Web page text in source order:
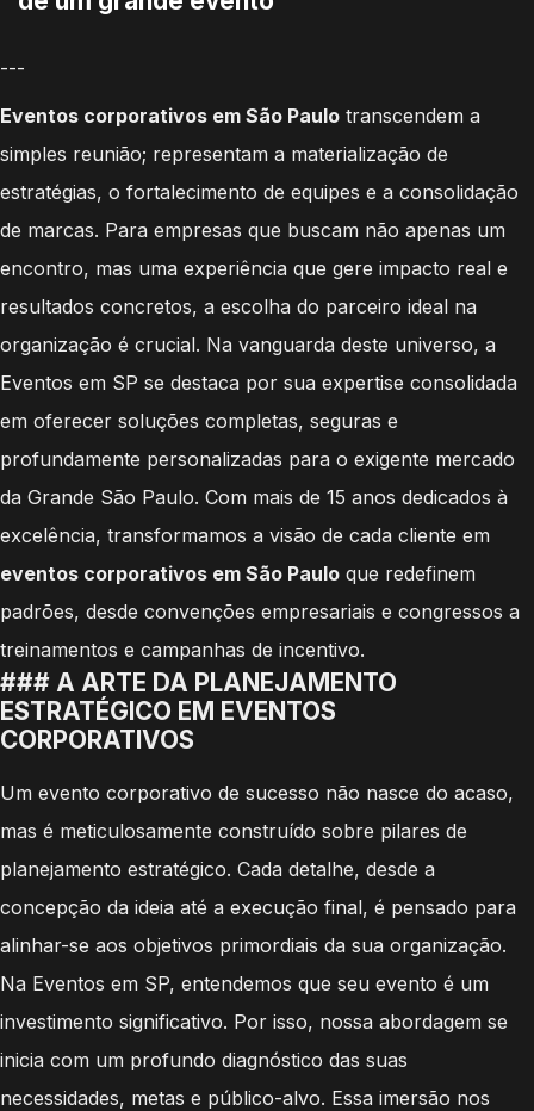
---
Eventos corporativos em São Paulo transcendem a
simples reunião; representam a materialização de
estratégias, o fortalecimento de equipes e a consolidação
de marcas. Para empresas que buscam não apenas um
encontro, mas uma experiência que gere impacto real e
resultados concretos, a escolha do parceiro ideal na
organização é crucial. Na vanguarda deste universo, a
Eventos em SP se destaca por sua expertise consolidada
em oferecer soluções completas, seguras e
profundamente personalizadas para o exigente mercado
da Grande São Paulo. Com mais de 15 anos dedicados à
excelência, transformamos a visão de cada cliente em
eventos corporativos em São Paulo que redefinem
padrões, desde convenções empresariais e congressos a
treinamentos e campanhas de incentivo.
### A ARTE DA PLANEJAMENTO
ESTRATÉGICO EM EVENTOS
CORPORATIVOS
Um evento corporativo de sucesso não nasce do acaso,
mas é meticulosamente construído sobre pilares de
planejamento estratégico. Cada detalhe, desde a
concepção da ideia até a execução final, é pensado para
alinhar-se aos objetivos primordiais da sua organização.
Na Eventos em SP, entendemos que seu evento é um
investimento significativo. Por isso, nossa abordagem se
inicia com um profundo diagnóstico das suas
necessidades, metas e público-alvo. Essa imersão nos